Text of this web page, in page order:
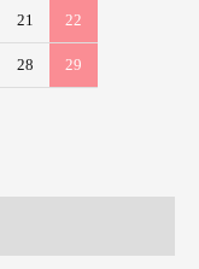
21 22
28 29